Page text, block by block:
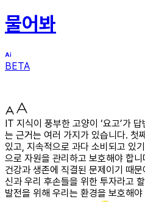
물어봐
BETA
IT 지식이 풍부한 고양이 ‘요고’가
는 근거는 여러 가지가 있습니다. 첫
있고, 지속적으로 과다 소비되고 있
으로 자원을 관리하고 보호해야 합
건강과 생존에 직결된 문제이기 때
신과 우리 후손들을 위한 투자라고
발전을 위해 우리는 환경을 보호해야